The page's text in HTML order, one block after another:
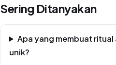
Sering Ditanyakan
Apa yang membuat ritual
unik?